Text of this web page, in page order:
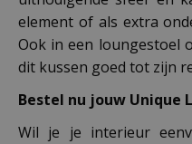
element of als extra
Ook in een loungestoel
dit kussen goed tot zijn
Bestel nu jouw Unique
Wil je je interieur